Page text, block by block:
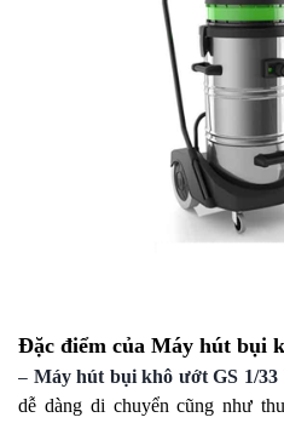
Đặc điểm của Máy hút bụi
– Máy hút bụi khô ướt GS 1/
dễ dàng di chuyển cũng như